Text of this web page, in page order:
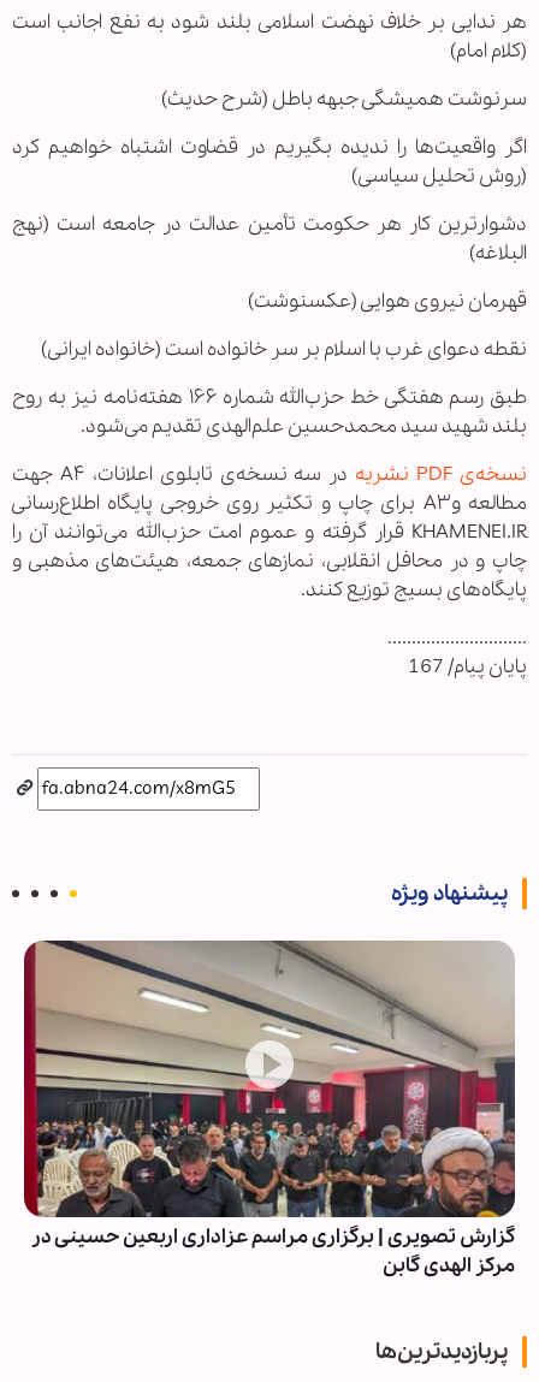
هر ندایی بر خلاف نهضت اسلامی بلند شود به نفع اجانب است
(کلام امام)
سرنوشت همیشگی جبهه باطل (شرح حدیث)
اگر واقعیت‌ها را ندیده بگیریم در قضاوت اشتباه خواهیم کرد
(روش تحلیل سیاسی)
دشوارترین کار هر حکومت تأمین عدالت در جامعه است (نهج
البلاغه)
قهرمان نیروی هوایی (عکسنوشت)
نقطه دعوای غرب با اسلام بر سر خانواده است (خانواده ایرانی)
طبق رسم هفتگی خط حزب‌الله شماره ۱۶۶ هفته‌نامه نیز به روح
بلند شهید سید محمدحسین علم‌الهدی تقدیم می‌شود.
نسخه‌ی PDF نشریه
در سه نسخه‌ی تابلوی اعلانات، A۴ جهت
مطالعه وA۳ برای چاپ و تکثیر روی خروجی پایگاه اطلاع‌رسانی
KHAMENEI.IR قرار گرفته و عموم امت حزب‌الله می‌توانند آن را
چاپ و در محافل انقلابی، نمازهای جمعه، هیئت‌های مذهبی و
پایگاه‌های بسیج توزیع کنند.
.............................
پایان پیام/ 167
پیشنهاد ویژه
گزارش تصویری | برگزاری مراسم عزاداری اربعین حسینی در
مرکز الهدی گابن
پربازدیدترین‌ها